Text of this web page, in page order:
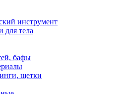
инструмент
для тела
бафы
щетки